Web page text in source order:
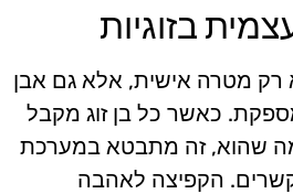
בזוגיות
מטרה אישית, אלא גם אבן
כאשר כל בן זוג מקבל
שהוא, זה מתבטא במערכת
הקפיצה לאהבה